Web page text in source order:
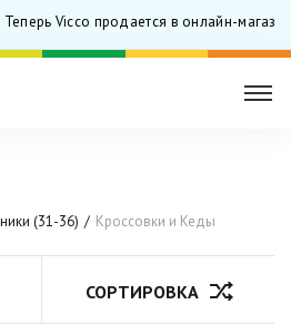
Vicco продается в онлайн-
(31-36) Кроссовки и Кеды
СОРТИРОВКА